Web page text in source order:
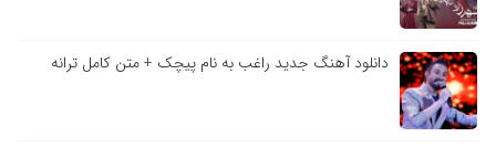
دانلود آهنگ جدید راغب به نام پیچک + متن کامل ترانه